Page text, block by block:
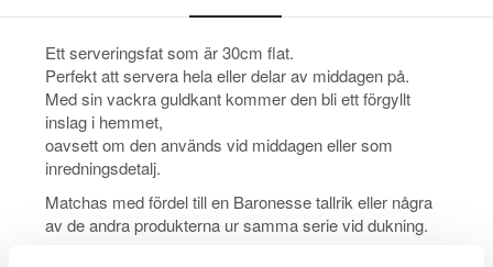
Ett serveringsfat som är 30cm flat.
Perfekt att servera hela eller delar av middagen på.
Med sin vackra guldkant kommer den bli ett förgyllt
inslag i hemmet,
oavsett om den används vid middagen eller som
inredningsdetalj.
Matchas med fördel till en Baronesse tallrik eller några
av de andra produkterna ur samma serie vid dukning.